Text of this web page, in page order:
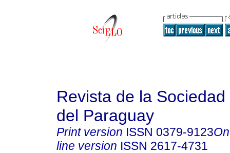
Revista de la
del Paraguay
Print version ISSN 0379-9123
line version ISSN 2617-4731